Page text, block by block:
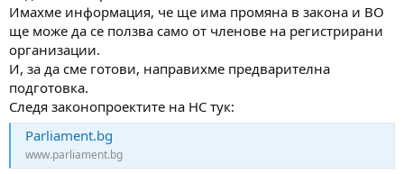
Имахме информация, че ще има промяна в закона и ВО
ще може да се ползва само от членове на регистрирани
организации.
И, за да сме готови, направихме предварителна
подготовка.
Следя законопроектите на НС тук:
Parliament.bg
www.parliament.bg